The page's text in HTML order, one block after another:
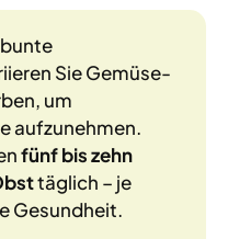
Sie Gemüse-
um
aufzunehmen.
fünf bis zehn
täglich – je
Gesundheit.